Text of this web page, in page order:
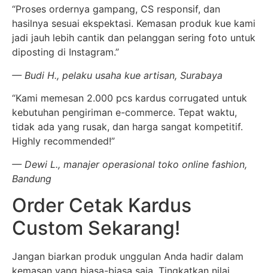
“Proses ordernya gampang, CS responsif, dan
hasilnya sesuai ekspektasi. Kemasan produk kue kami
jadi jauh lebih cantik dan pelanggan sering foto untuk
diposting di Instagram.”
— Budi H., pelaku usaha kue artisan, Surabaya
“Kami memesan 2.000 pcs kardus corrugated untuk
kebutuhan pengiriman e-commerce. Tepat waktu,
tidak ada yang rusak, dan harga sangat kompetitif.
Highly recommended!”
— Dewi L., manajer operasional toko online fashion,
Bandung
Order Cetak Kardus
Custom Sekarang!
Jangan biarkan produk unggulan Anda hadir dalam
kemasan yang biasa-biasa saja. Tingkatkan nilai